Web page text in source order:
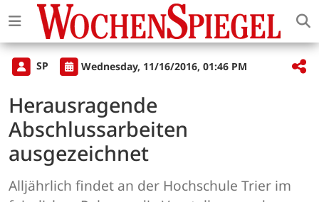
SP Wednesday, 11/16/2016, 01:46 PM
Herausragende
Abschlussarbeiten
ausgezeichnet
Alljährlich findet an der Hochschule Trier im